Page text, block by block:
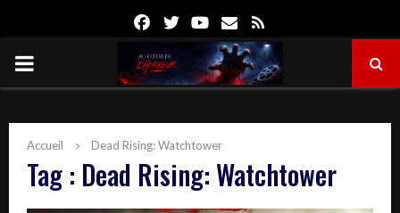
FacebookTwitterYoutube
Email
PRIMARY
Accueil Dead Rising: Watchtower
Tag : Dead Rising: Watchtower